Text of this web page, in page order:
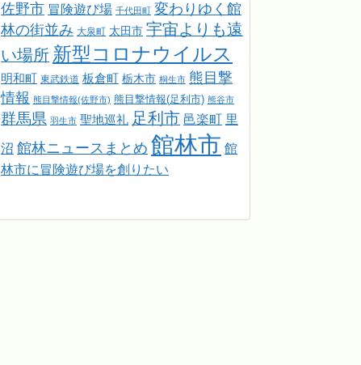
佐野市 冒険遊び場 千代田町
変わりゆく館
林の街並み 大泉町 太田市 宇宙よりも遠
い場所 新型コロナウイルス
明和町 東武鉄道 板倉町 栃木市 桐生市 熊目撃
情報 熊目撃情報(佐野市) 熊目撃情報(足利市) 熊谷市
群馬県 羽生市 聖地巡礼 足利市 邑楽町 里
沼 館林ニュースまとめ 館林市 館
林市に冒険遊び場を創りたい